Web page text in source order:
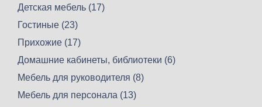
Детская мебель (17)
Гостиные (23)
Прихожие (17)
Домашние кабинеты, библиотеки (6)
Мебель для руководителя (8)
Мебель для персонала (13)